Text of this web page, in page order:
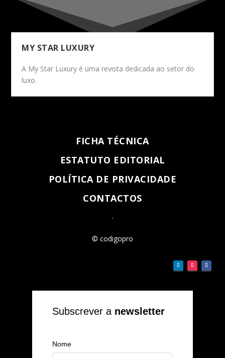
MY STAR LUXURY
A My Star Luxury é uma revista dedicada ao setor do
luxo.
FICHA TÉCNICA
ESTATUTO EDITORIAL
POLÍTICA DE PRIVACIDADE
CONTACTOS
.
© codigopro
Subscrever a newsletter
Nome